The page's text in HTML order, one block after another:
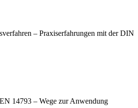
– Praxiserfahrungen mit der DIN
14793 – Wege zur Anwendung